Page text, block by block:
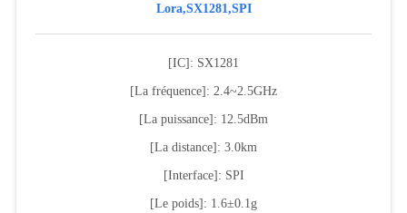
Lora,SX1281,SPI
[IC]: SX1281
[La fréquence]: 2.4~2.5GHz
[La puissance]: 12.5dBm
[La distance]: 3.0km
[Interface]: SPI
[Le poids]: 1.6±0.1g